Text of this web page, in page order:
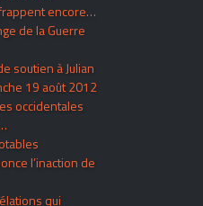
encore…
de la Guerre
soutien à Julian
19 août 2012
occidentales
l’inaction de
qui